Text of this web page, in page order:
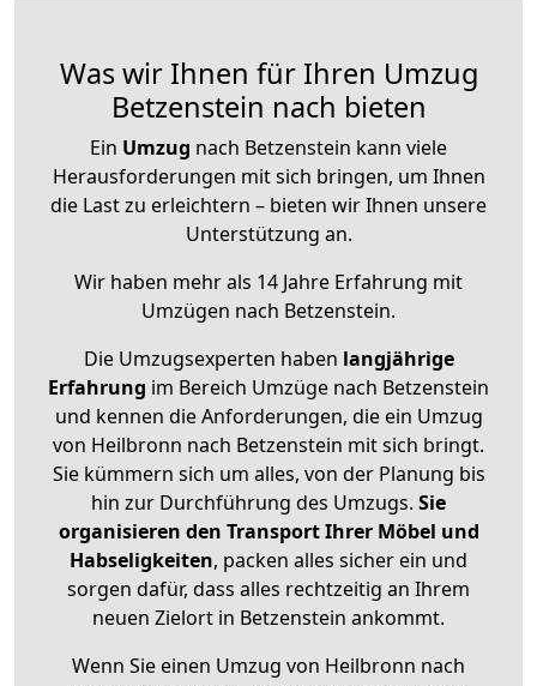
Was wir Ihnen für Ihren Umzug
Betzenstein nach bieten
Ein Umzug nach Betzenstein kann viele
Herausforderungen mit sich bringen, um Ihnen
die Last zu erleichtern – bieten wir Ihnen unsere
Unterstützung an.
Wir haben mehr als 14 Jahre Erfahrung mit
Umzügen nach Betzenstein.
Die Umzugsexperten haben langjährige
Erfahrung im Bereich Umzüge nach Betzenstein
und kennen die Anforderungen, die ein Umzug
von Heilbronn nach Betzenstein mit sich bringt.
Sie kümmern sich um alles, von der Planung bis
hin zur Durchführung des Umzugs. Sie
organisieren den Transport Ihrer Möbel und
Habseligkeiten, packen alles sicher ein und
sorgen dafür, dass alles rechtzeitig an Ihrem
neuen Zielort in Betzenstein ankommt.
Wenn Sie einen Umzug von Heilbronn nach